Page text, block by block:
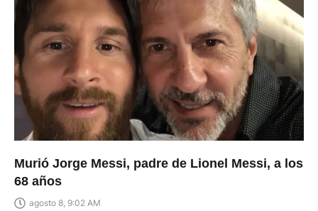
Murió Jorge Messi, padre de Lionel Messi, a los
68 años
agosto 8, 9:02 AM